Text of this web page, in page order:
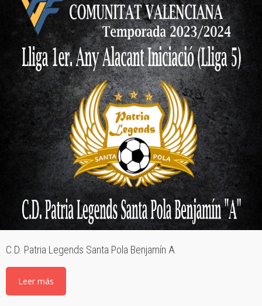
C.D. Patria Legends Santa Pola Benjamín A
Leer más